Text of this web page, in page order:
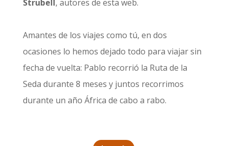
Strubell, autores de esta web.
Amantes de los viajes como tú, en dos
ocasiones lo hemos dejado todo para viajar sin
fecha de vuelta: Pablo recorrió la Ruta de la
Seda durante 8 meses y juntos recorrimos
durante un año África de cabo a rabo.